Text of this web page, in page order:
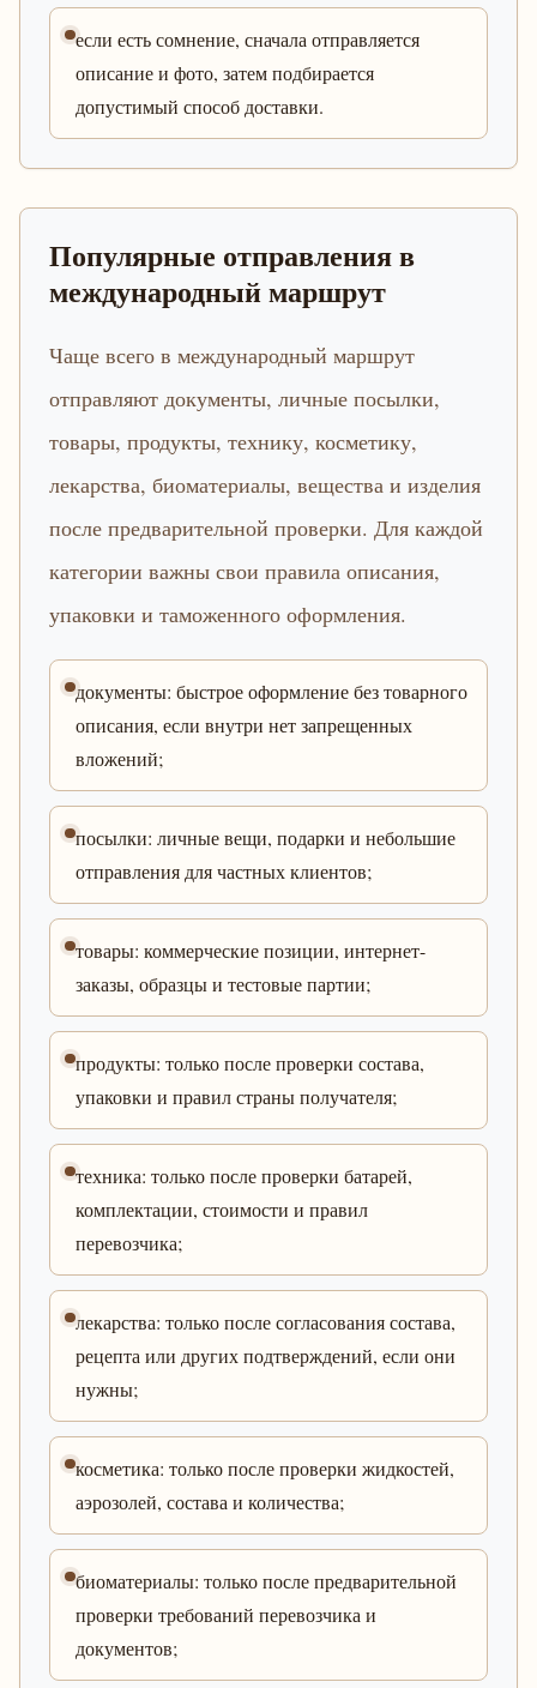
если есть сомнение, сначала отправляется
описание и фото, затем подбирается
допустимый способ доставки.
Популярные отправления в
международный маршрут
Чаще всего в международный маршрут
отправляют документы, личные посылки,
товары, продукты, технику, косметику,
лекарства, биоматериалы, вещества и изделия
после предварительной проверки. Для каждой
категории важны свои правила описания,
упаковки и таможенного оформления.
документы: быстрое оформление без товарного
описания, если внутри нет запрещенных
вложений;
посылки: личные вещи, подарки и небольшие
отправления для частных клиентов;
товары: коммерческие позиции, интернет-
заказы, образцы и тестовые партии;
продукты: только после проверки состава,
упаковки и правил страны получателя;
техника: только после проверки батарей,
комплектации, стоимости и правил
перевозчика;
лекарства: только после согласования состава,
рецепта или других подтверждений, если они
нужны;
косметика: только после проверки жидкостей,
аэрозолей, состава и количества;
биоматериалы: только после предварительной
проверки требований перевозчика и
документов;